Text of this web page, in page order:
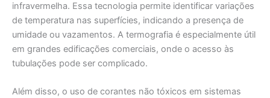
infravermelha. Essa tecnologia permite identificar variações
de temperatura nas superfícies, indicando a presença de
umidade ou vazamentos. A termografia é especialmente útil
em grandes edificações comerciais, onde o acesso às
tubulações pode ser complicado.
Além disso, o uso de corantes não tóxicos em sistemas